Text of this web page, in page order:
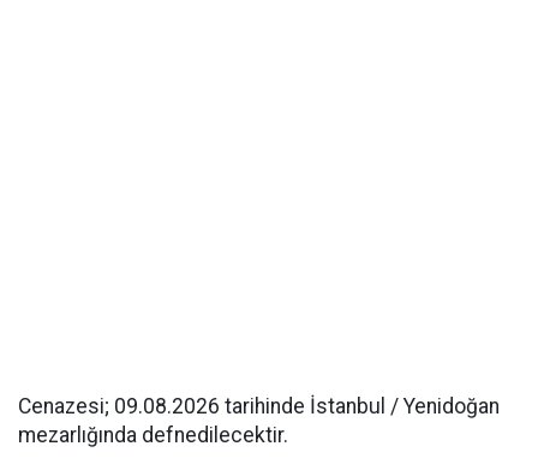
Cenazesi; 09.08.2026 tarihinde İstanbul / Yenidoğan
mezarlığında defnedilecektir.